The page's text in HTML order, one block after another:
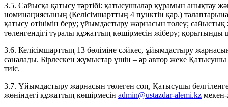
3.5. Сайысқа қатысу тәртібі: қатысушылар құрамын анықтау
номинациясының (Келісімшарттың 4 пунктін қар.)
қатысу өтінімін беру; ұйымдастыру жарнасын төлеу;
төленгендігі туралы құжаттың көшірмесін жіберу; қорытынды
3.6. Келісімшарттың 13 бөліміне сәйкес, ұйымдастыру
саналады. Бірлескен жұмыстар үшін – әр автор жеке
тиіс.
3.7. Ұйымдастыру жарнасын төлеген соң, Қатысушы
жөніндегі құжаттың көшірмесін admin@ustazdar-alemi.kz мекен-